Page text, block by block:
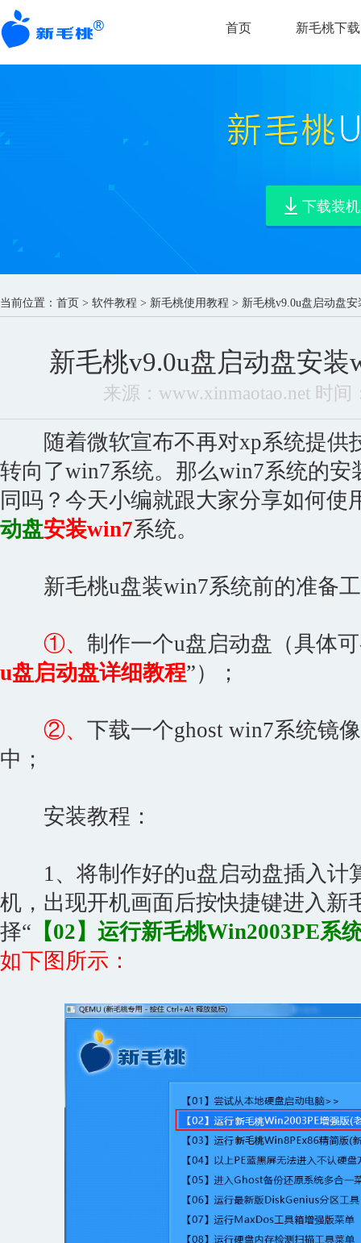
首页 新毛桃下载
下载装
当前位置： 首页 > 软件教程 > 新毛桃使用教程 > 新毛桃v9.0u盘启动盘
新毛桃v9.0u盘启动盘安
来源：www.xinmaotao.net 时间
随着微软宣布不再对xp系统提供
转向了win7系统。那么win7系统的安
同吗？今天小编就跟大家分享如何使
动盘安装win7系统。
新毛桃u盘装win7系统前的准备
①、 制作一个u盘启动盘（具体
u盘启动盘详细教程”）；
②、 下载一个ghost win7系统镜
中；
安装教程：
1、将制作好的u盘启动盘插入计
机，出现开机画面后按快捷键进入新
择“ 【02】运行新毛桃Win2003PE系
如下图所示：